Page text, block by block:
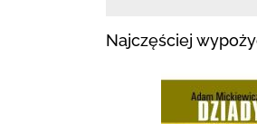
Najczęściej